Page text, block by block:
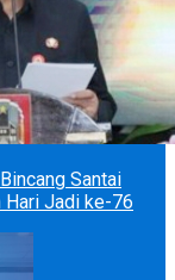
Santai
Hari Jadi ke-76